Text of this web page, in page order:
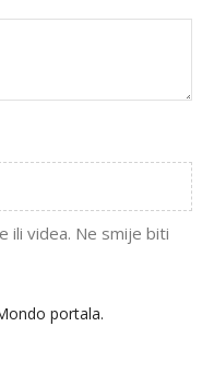
ili videa. Ne smije biti
portala.